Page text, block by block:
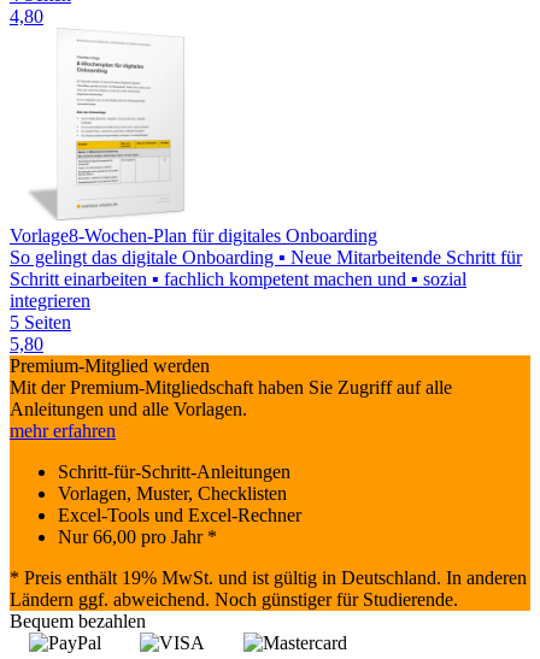
4,80
Vorlage8-Wochen-Plan für digitales Onboarding
So gelingt das digitale Onboarding ▪ Neue Mitarbeitende Schritt für
Schritt einarbeiten ▪ fachlich kompetent machen und ▪ sozial
integrieren
5 Seiten
5,80
Premium-Mitglied werden
Mit der Premium-Mitgliedschaft haben Sie Zugriff auf alle
Anleitungen und alle Vorlagen.
mehr erfahren
Schritt-für-Schritt-Anleitungen
Vorlagen, Muster, Checklisten
Excel-Tools und Excel-Rechner
Nur66,00 pro Jahr *
* Preis enthält 19% MwSt. und ist gültig in Deutschland. In anderen
Ländern ggf. abweichend. Noch günstiger für Studierende.
Bequem bezahlen